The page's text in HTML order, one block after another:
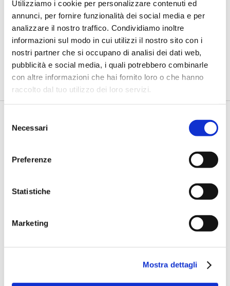
Utilizziamo i cookie per personalizzare contenuti ed
annunci, per fornire funzionalità dei social media e per
analizzare il nostro traffico. Condividiamo inoltre
informazioni sul modo in cui utilizzi il nostro sito con i
nostri partner che si occupano di analisi dei dati web,
pubblicità e social media, i quali potrebbero combinarle
con altre informazioni che hai fornito loro o che hanno
raccolto dal tuo utilizzo dei loro servizi.
delNecessari
Preferenze
Statistiche
Marketing
Mostra dettagli
BANCAFORTE TV
Molinari: “ABI ATLAS nasce per
trasformare l'incertezza in
opportunità”
di Flavio Padovan, Maddalena Libertini -Viviamo una fase storica
in cui il mondo cambia più rapidamente della nostra capacità...
Bartolucci (Prometeia): “Così le
Come trasformare il